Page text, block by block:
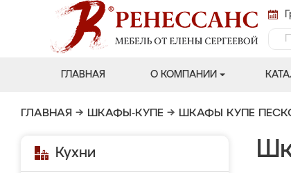
ГЛАВНАЯ О КОМПАНИИ
ГЛАВНАЯ → ШКАФЫ-КУПЕ → ШКАФЫ КУПЕ
Кухни